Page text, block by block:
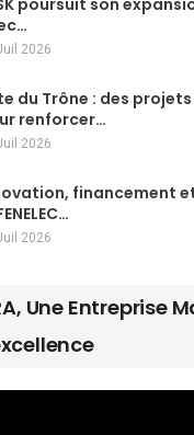
poursuit son
2026
du Trône : des
renforcer…
2026
financement
2026
Une Entreprise